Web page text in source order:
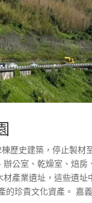
歷史建築，停止製材
公室、乾燥室、焙
產業遺址，這些遺
珍貴文化資產。 嘉